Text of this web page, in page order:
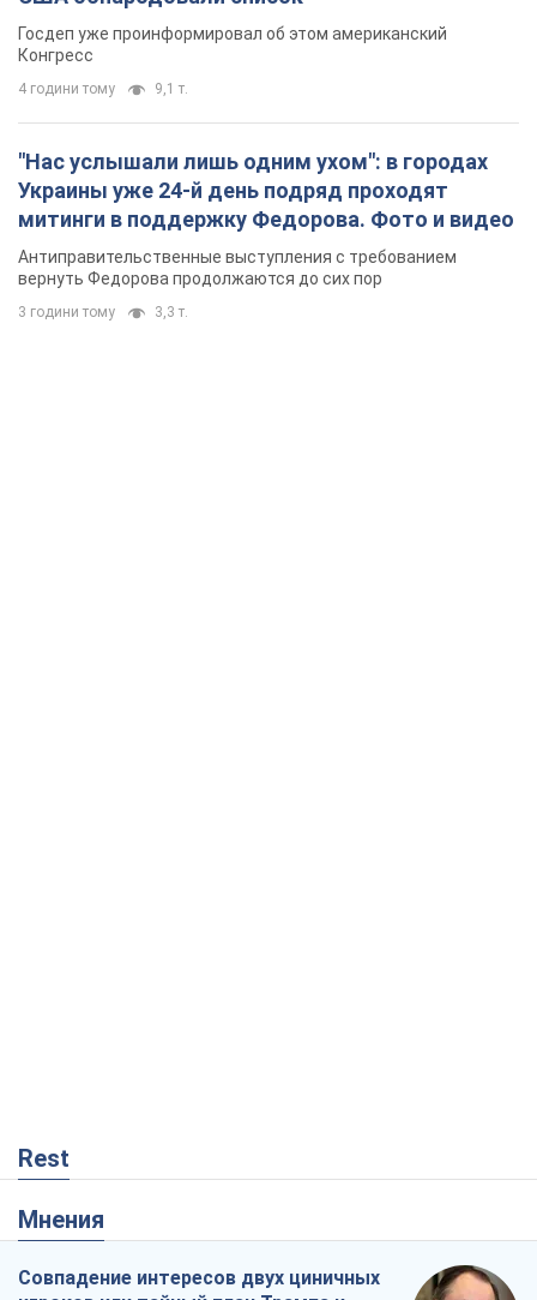
Госдеп уже проинформировал об этом американский
Конгресс
4 години тому 9,1 т.
"Нас услышали лишь одним ухом": в городах
Украины уже 24-й день подряд проходят
митинги в поддержку Федорова. Фото и видео
Антиправительственные выступления с требованием
вернуть Федорова продолжаются до сих пор
3 години тому 3,3 т.
Rest
Мнения
Совпадение интересов двух циничных